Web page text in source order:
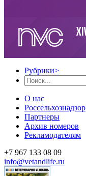
Рубрики>
О нас
Россельхознадзор
Партнеры
Архив номеров
Рекламодателям
+7 967 133 08 09
info@vetandlife.ru